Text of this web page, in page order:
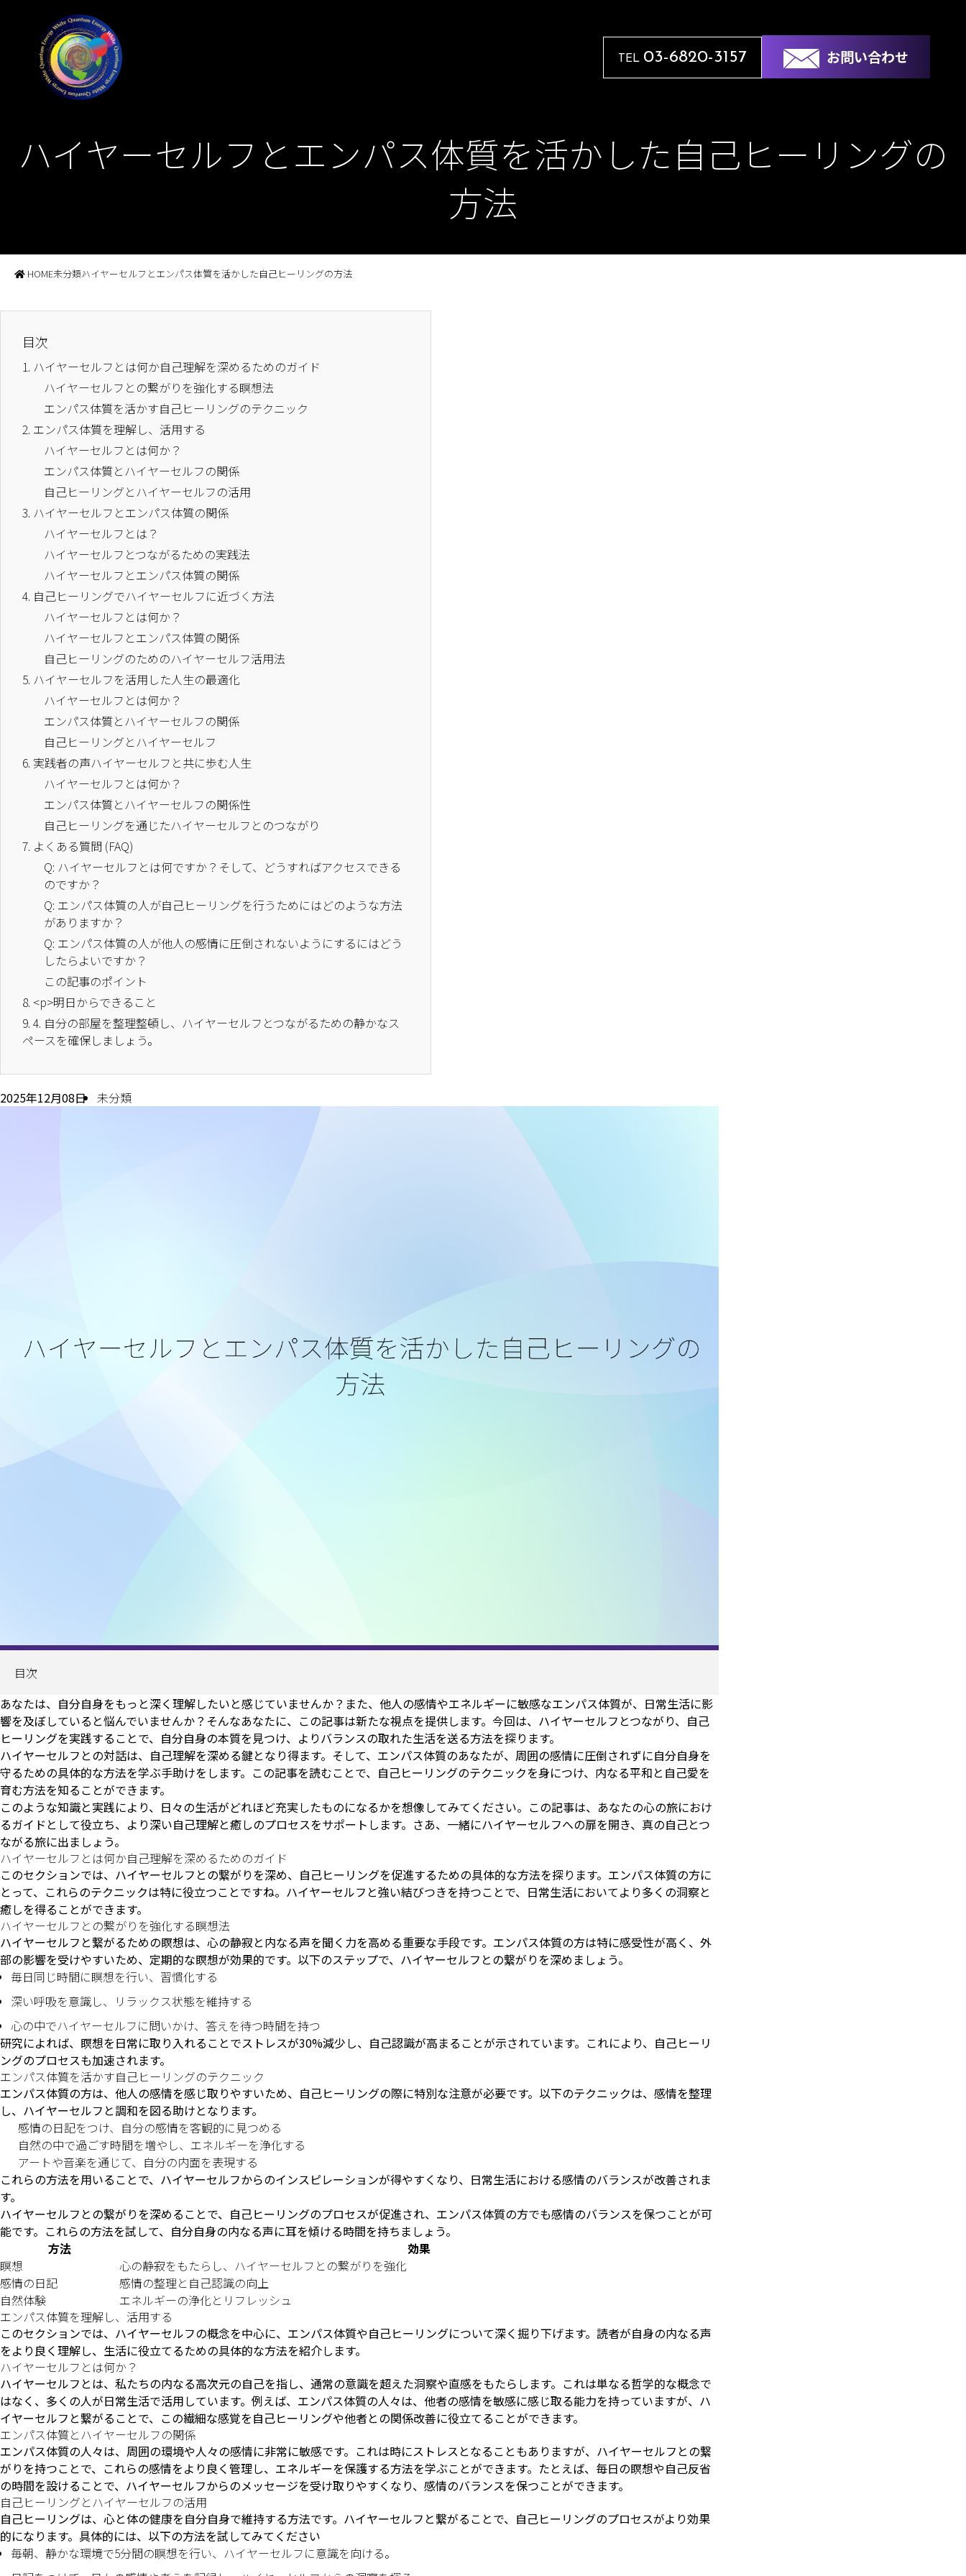
TEL 03-6820-3157 お問い合わせ
ハイヤーセルフとエンパス体質を活かした自己ヒーリングの
方法
HOME未分類ハイヤーセルフとエンパス体質を活かした自己ヒーリングの方法
目次
1. ハイヤーセルフとは何か自己理解を深めるためのガイド
ハイヤーセルフとの繋がりを強化する瞑想法
エンパス体質を活かす自己ヒーリングのテクニック
2. エンパス体質を理解し、活用する
ハイヤーセルフとは何か？
エンパス体質とハイヤーセルフの関係
自己ヒーリングとハイヤーセルフの活用
3. ハイヤーセルフとエンパス体質の関係
ハイヤーセルフとは？
ハイヤーセルフとつながるための実践法
ハイヤーセルフとエンパス体質の関係
4. 自己ヒーリングでハイヤーセルフに近づく方法
ハイヤーセルフとは何か？
ハイヤーセルフとエンパス体質の関係
自己ヒーリングのためのハイヤーセルフ活用法
5. ハイヤーセルフを活用した人生の最適化
ハイヤーセルフとは何か？
エンパス体質とハイヤーセルフの関係
自己ヒーリングとハイヤーセルフ
6. 実践者の声ハイヤーセルフと共に歩む人生
ハイヤーセルフとは何か？
エンパス体質とハイヤーセルフの関係性
自己ヒーリングを通じたハイヤーセルフとのつながり
7. よくある質問 (FAQ)
Q: ハイヤーセルフとは何ですか？そして、どうすればアクセスできる
のですか？
Q: エンパス体質の人が自己ヒーリングを行うためにはどのような方法
がありますか？
Q: エンパス体質の人が他人の感情に圧倒されないようにするにはどう
したらよいですか？
この記事のポイント
8. <p>明日からできること
9. 4. 自分の部屋を整理整頓し、ハイヤーセルフとつながるための静かなス
ペースを確保しましょう。
2025年12月08日 未分類
目次
あなたは、自分自身をもっと深く理解したいと感じていませんか？また、他人の感情やエネルギーに敏感なエンパス体質が、日常生活に影
響を及ぼしていると悩んでいませんか？そんなあなたに、この記事は新たな視点を提供します。今回は、ハイヤーセルフとつながり、自己
ヒーリングを実践することで、自分自身の本質を見つけ、よりバランスの取れた生活を送る方法を探ります。
ハイヤーセルフとの対話は、自己理解を深める鍵となり得ます。そして、エンパス体質のあなたが、周囲の感情に圧倒されずに自分自身を
守るための具体的な方法を学ぶ手助けをします。この記事を読むことで、自己ヒーリングのテクニックを身につけ、内なる平和と自己愛を
育む方法を知ることができます。
このような知識と実践により、日々の生活がどれほど充実したものになるかを想像してみてください。この記事は、あなたの心の旅におけ
るガイドとして役立ち、より深い自己理解と癒しのプロセスをサポートします。さあ、一緒にハイヤーセルフへの扉を開き、真の自己とつ
ながる旅に出ましょう。
ハイヤーセルフとは何か自己理解を深めるためのガイド
このセクションでは、ハイヤーセルフとの繋がりを深め、自己ヒーリングを促進するための具体的な方法を探ります。エンパス体質の方に
とって、これらのテクニックは特に役立つことですね。ハイヤーセルフと強い結びつきを持つことで、日常生活においてより多くの洞察と
癒しを得ることができます。
ハイヤーセルフとの繋がりを強化する瞑想法
ハイヤーセルフと繋がるための瞑想は、心の静寂と内なる声を聞く力を高める重要な手段です。エンパス体質の方は特に感受性が高く、外
部の影響を受けやすいため、定期的な瞑想が効果的です。以下のステップで、ハイヤーセルフとの繋がりを深めましょう。
毎日同じ時間に瞑想を行い、習慣化する
深い呼吸を意識し、リラックス状態を維持する
心の中でハイヤーセルフに問いかけ、答えを待つ時間を持つ
研究によれば、瞑想を日常に取り入れることでストレスが30%減少し、自己認識が高まることが示されています。これにより、自己ヒーリ
ングのプロセスも加速されます。
エンパス体質を活かす自己ヒーリングのテクニック
エンパス体質の方は、他人の感情を感じ取りやすいため、自己ヒーリングの際に特別な注意が必要です。以下のテクニックは、感情を整理
し、ハイヤーセルフと調和を図る助けとなります。
感情の日記をつけ、自分の感情を客観的に見つめる
自然の中で過ごす時間を増やし、エネルギーを浄化する
アートや音楽を通じて、自分の内面を表現する
これらの方法を用いることで、ハイヤーセルフからのインスピレーションが得やすくなり、日常生活における感情のバランスが改善されま
す。
ハイヤーセルフとの繋がりを深めることで、自己ヒーリングのプロセスが促進され、エンパス体質の方でも感情のバランスを保つことが可
能です。これらの方法を試して、自分自身の内なる声に耳を傾ける時間を持ちましょう。
方法
効果
瞑想
心の静寂をもたらし、ハイヤーセルフとの繋がりを強化
感情の日記
感情の整理と自己認識の向上
自然体験
エネルギーの浄化とリフレッシュ
エンパス体質を理解し、活用する
このセクションでは、ハイヤーセルフの概念を中心に、エンパス体質や自己ヒーリングについて深く掘り下げます。読者が自身の内なる声
をより良く理解し、生活に役立てるための具体的な方法を紹介します。
ハイヤーセルフとは何か？
ハイヤーセルフとは、私たちの内なる高次元の自己を指し、通常の意識を超えた洞察や直感をもたらします。これは単なる哲学的な概念で
はなく、多くの人が日常生活で活用しています。例えば、エンパス体質の人々は、他者の感情を敏感に感じ取る能力を持っていますが、ハ
イヤーセルフと繋がることで、この繊細な感覚を自己ヒーリングや他者との関係改善に役立てることができます。
エンパス体質とハイヤーセルフの関係
エンパス体質の人々は、周囲の環境や人々の感情に非常に敏感です。これは時にストレスとなることもありますが、ハイヤーセルフとの繋
がりを持つことで、これらの感情をより良く管理し、エネルギーを保護する方法を学ぶことができます。たとえば、毎日の瞑想や自己反省
の時間を設けることで、ハイヤーセルフからのメッセージを受け取りやすくなり、感情のバランスを保つことができます。
自己ヒーリングとハイヤーセルフの活用
自己ヒーリングは、心と体の健康を自分自身で維持する方法です。ハイヤーセルフと繋がることで、自己ヒーリングのプロセスがより効果
的になります。具体的には、以下の方法を試してみてください
毎朝、静かな環境で5分間の瞑想を行い、ハイヤーセルフに意識を向ける。